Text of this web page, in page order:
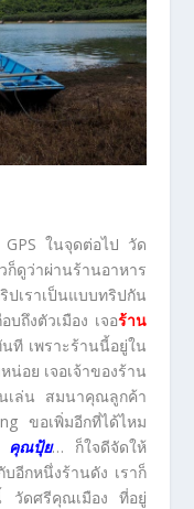
GPS ในจุดต่อไป วัด
ดูว่าผ่านร้านอาหาร
เราเป็นแบบทริปกัน
บถึงตัวเมือง เจอร้าน
ที เพราะร้านนี้อยู่ใน
อย เจอเจ้าของร้าน
เล่น สมนาคุณลูกค้า
ขอเพิ่มอีกที่ได้ไหม
คุณปุ้ย… ก็ใจดีจัดให้
อีกหนึ่งร้านดัง เราก็
วัดศรีคุณเมือง ที่อยู่